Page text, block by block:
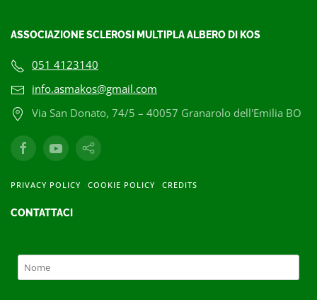
ASSOCIAZIONE SCLEROSI MULTIPLA ALBERO DI KOS
051 4123140
info.asmakos@gmail.com
Via San Donato, 74/5 – 40057 Granarolo dell'Emilia BO
PRIVACY POLICY COOKIE POLICY CREDITS
CONTATTACI